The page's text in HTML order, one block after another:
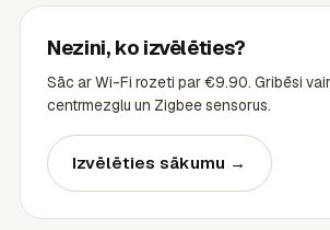
Nezini, ko izvēlēties?
Sāc ar Wi-Fi rozeti par €9.90. Gribēsi
centrmezglu un Zigbee sensorus.
Izvēlēties sākumu →